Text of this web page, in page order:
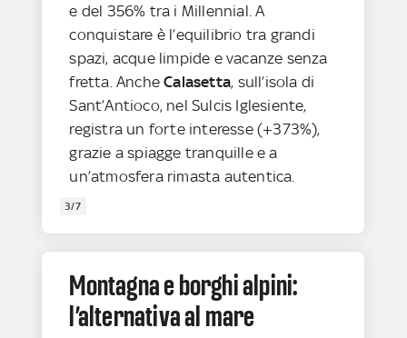
e del 356% tra i Millennial. A
conquistare è l’equilibrio tra grandi
spazi, acque limpide e vacanze senza
fretta. AncheCalasetta, sull’isola di
Sant’Antioco, nel Sulcis Iglesiente,
registra un forte interesse (+373%),
grazie a spiagge tranquille e a
un’atmosfera rimasta autentica.
3/7
Montagna e borghi alpini:
l’alternativa al mare